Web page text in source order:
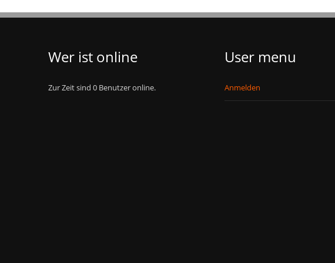
Wer ist online
Zur Zeit sind 0 Benutzer online.
User menu
Anmelden